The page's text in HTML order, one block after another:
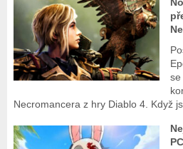
se
Necromancera z hry Diablo 4. Když
PC